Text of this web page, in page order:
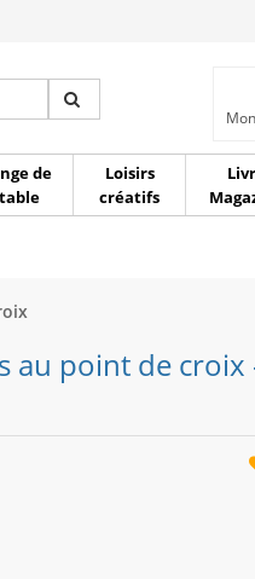
de
table
Loisirs
créatifs
au point de